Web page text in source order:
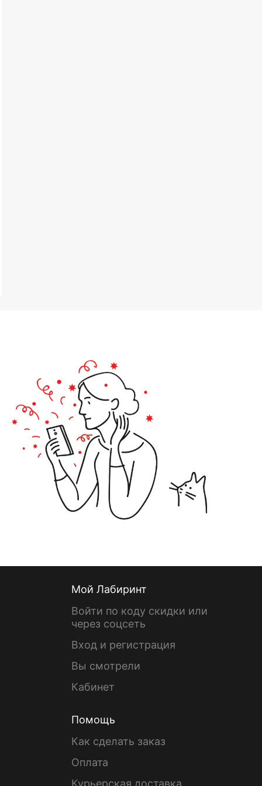
Мой Лабиринт
Войти по коду скидки или
через соцсеть
Вход и регистрация
Вы смотрели
Кабинет
Помощь
Как сделать заказ
Оплата
Курьерская доставка